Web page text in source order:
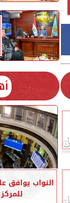
النواب يوافق